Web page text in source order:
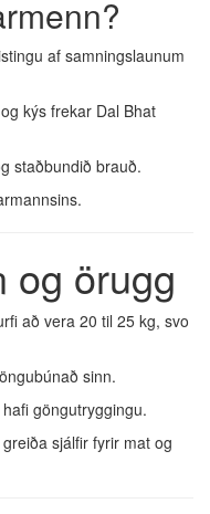
af samningslaunum
kýs frekar Dal Bhat
staðbundið brauð.
og örugg
að vera 20 til 25 kg, svo
sinn.
göngutryggingu.
sjálfir fyrir mat og